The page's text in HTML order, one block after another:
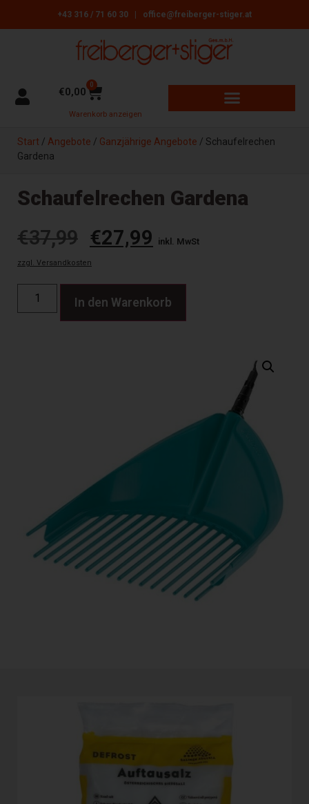
+43 316 / 71 60 30 office@freiberger-stiger.at
€0,00
0
Warenkorb anzeigen
Start / Angebote / Ganzjährige Angebote / Schaufelrechen
Gardena
Schaufelrechen Gardena
€37,99 €27,99 inkl. MwSt
zzgl. Versandkosten
In den Warenkorb